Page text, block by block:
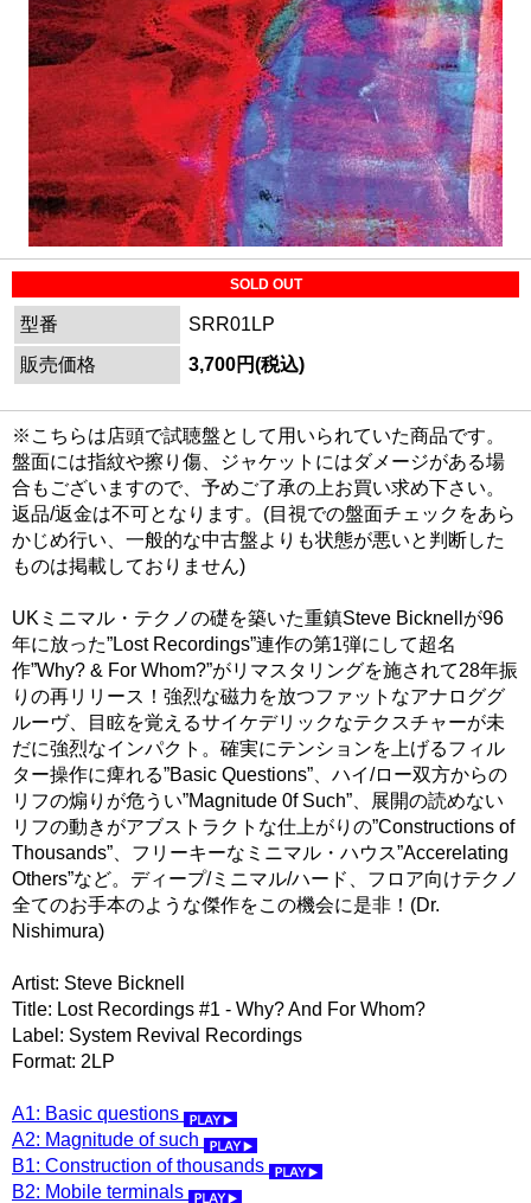
SOLD OUT
型番
SRR01LP
販売価格
3,700円(税込)
※こちらは店頭で試聴盤として用いられていた商品です。
盤面には指紋や擦り傷、ジャケットにはダメージがある場
合もございますので、予めご了承の上お買い求め下さい。
返品/返金は不可となります。(目視での盤面チェックをあら
かじめ行い、一般的な中古盤よりも状態が悪いと判断した
ものは掲載しておりません)
UKミニマル・テクノの礎を築いた重鎮Steve Bicknellが96
年に放った”Lost Recordings”連作の第1弾にして超名
作”Why? & For Whom?”がリマスタリングを施されて28年振
りの再リリース！強烈な磁力を放つファットなアナロググ
ルーヴ、目眩を覚えるサイケデリックなテクスチャーが未
だに強烈なインパクト。確実にテンションを上げるフィル
ター操作に痺れる”Basic Questions”、ハイ/ロー双方からの
リフの煽りが危うい”Magnitude 0f Such”、展開の読めない
リフの動きがアブストラクトな仕上がりの”Constructions of
Thousands”、フリーキーなミニマル・ハウス”Accerelating
Others”など。ディープ/ミニマル/ハード、フロア向けテクノ
全てのお手本のような傑作をこの機会に是非！(Dr.
Nishimura)
Artist: Steve Bicknell
Title: Lost Recordings #1 - Why? And For Whom?
Label: System Revival Recordings
Format: 2LP
A1: Basic questions
A2: Magnitude of such
B1: Construction of thousands
B2: Mobile terminals